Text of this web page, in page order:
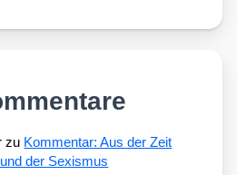
zu Kommentar: Aus der Zeit
der Sexismus